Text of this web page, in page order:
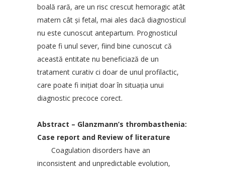
boală rară, are un risc crescut hemoragic atât
matern cât şi fetal, mai ales dacă diagnosticul
nu este cunoscut antepartum. Prognosticul
poate fi unul sever, fiind bine cunoscut că
această entitate nu beneficiază de un
tratament curativ ci doar de unul profilactic,
care poate fi iniţiat doar în situaţia unui
diagnostic precoce corect.
Abstract – Glanzmann’s thrombasthenia:
Case report and Review of literature
Coagulation disorders have an
inconsistent and unpredictable evolution,